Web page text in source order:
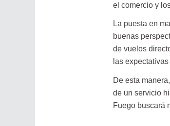
el comercio y
La puesta en
buenas
de vuelos
las
De esta
de un servicio
Fuego buscará